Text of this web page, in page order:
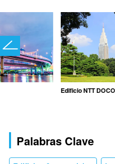
Edificio NTT
Palabras Clave